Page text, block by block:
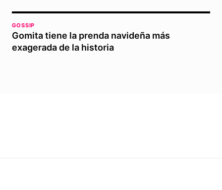
GOSSIP
Gomita tiene la prenda navideña más
exagerada de la historia